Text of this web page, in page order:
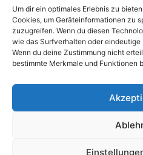
Um dir ein optimales Erlebnis zu
Cookies, um Geräteinformationen zu
zuzugreifen. Wenn du diesen
wie das Surfverhalten oder
Wenn du deine Zustimmung nicht
bestimmte Merkmale und Funktionen